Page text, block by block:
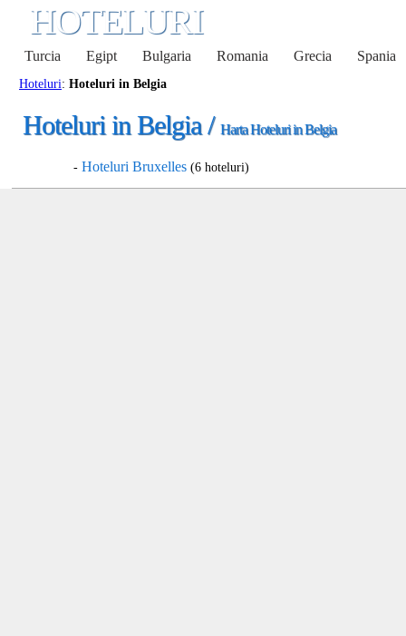
HOTELURI
Turcia Egipt Bulgaria Romania Grecia Spania
Hoteluri: Hoteluri in Belgia
Hoteluri in Belgia / Harta Hoteluri in Belgia
- Hoteluri Bruxelles (6 hoteluri)